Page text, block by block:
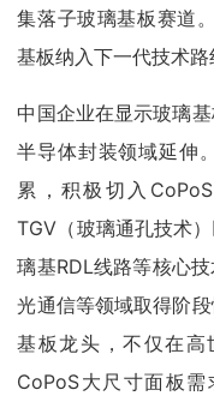
集落子玻璃基板赛道
基板纳入下一代技术路
中国企业在显示玻璃
半导体封装领域延伸
累，积极切入
TGV（玻璃通孔技术
璃基RDL线路等核心
光通信等领域取得阶
基板龙头，不仅在
CoPoS大尺寸面板